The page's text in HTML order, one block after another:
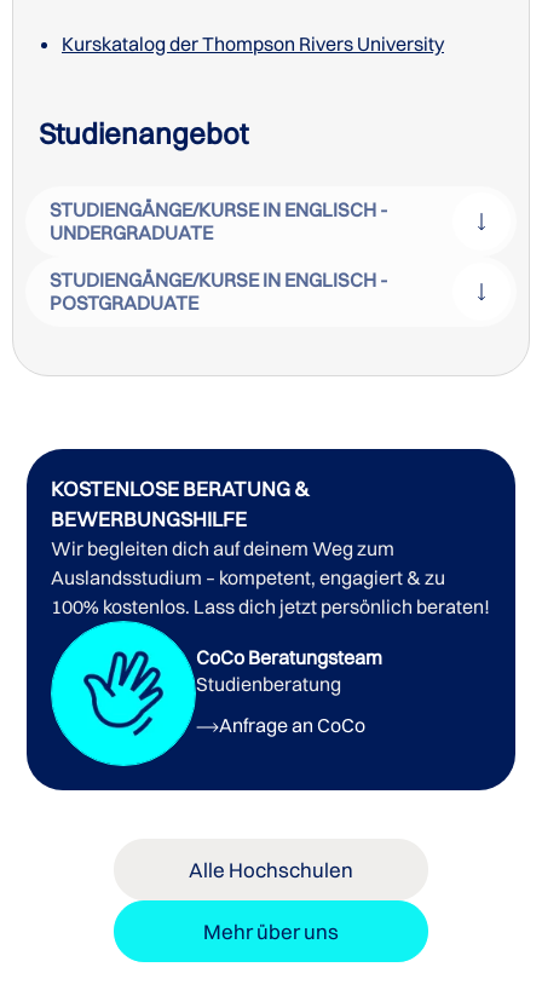
Kurskatalog der Thompson Rivers University
Studienangebot
STUDIENGÄNGE/KURSE IN ENGLISCH -
UNDERGRADUATE
STUDIENGÄNGE/KURSE IN ENGLISCH -
POSTGRADUATE
Business Administration
Technology Sciences and Environment Tourism and
Hospitality Liberal Arts Journalism Education
Arts Social Work & Human Services
Health
Sciences
Bachelorstudiengänge der Thompson Rivers
University
Masterstudiengang der Thompson Rivers University
Baccalaureate Diploma
Juris Doctor of Laws der Thompson Rivers University
KOSTENLOSE BERATUNG &
BEWERBUNGSHILFE
Wir begleiten dich auf deinem Weg zum
Auslandsstudium – kompetent, engagiert & zu
100% kostenlos. Lass dich jetzt persönlich beraten!
CoCo Beratungsteam
Studienberatung
Anfrage an CoCo
Alle Hochschulen
Mehr über uns